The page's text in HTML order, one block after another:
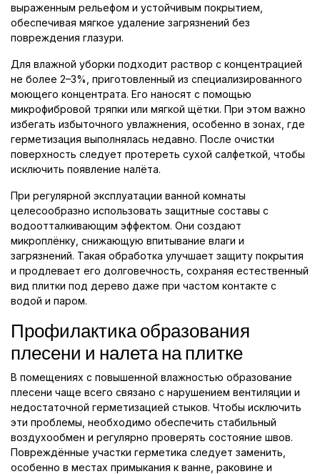
выраженным рельефом и устойчивым покрытием,
обеспечивая мягкое удаление загрязнений без
повреждения глазури.
Для влажной уборки подходит раствор с концентрацией
не более 2–3%, приготовленный из специализированного
моющего концентрата. Его наносят с помощью
микрофибровой тряпки или мягкой щётки. При этом важно
избегать избыточного увлажнения, особенно в зонах, где
герметизация выполнялась недавно. После очистки
поверхность следует протереть сухой салфеткой, чтобы
исключить появление налёта.
При регулярной эксплуатации ванной комнаты
целесообразно использовать защитные составы с
водоотталкивающим эффектом. Они создают
микроплёнку, снижающую впитывание влаги и
загрязнений. Такая обработка улучшает защиту покрытия
и продлевает его долговечность, сохраняя естественный
вид плитки под дерево даже при частом контакте с
водой и паром.
Профилактика образования
плесени и налета на плитке
В помещениях с повышенной влажностью образование
плесени чаще всего связано с нарушением вентиляции и
недостаточной герметизацией стыков. Чтобы исключить
эти проблемы, необходимо обеспечить стабильный
воздухообмен и регулярно проверять состояние швов.
Повреждённые участки герметика следует заменить,
особенно в местах примыкания к ванне, раковине и